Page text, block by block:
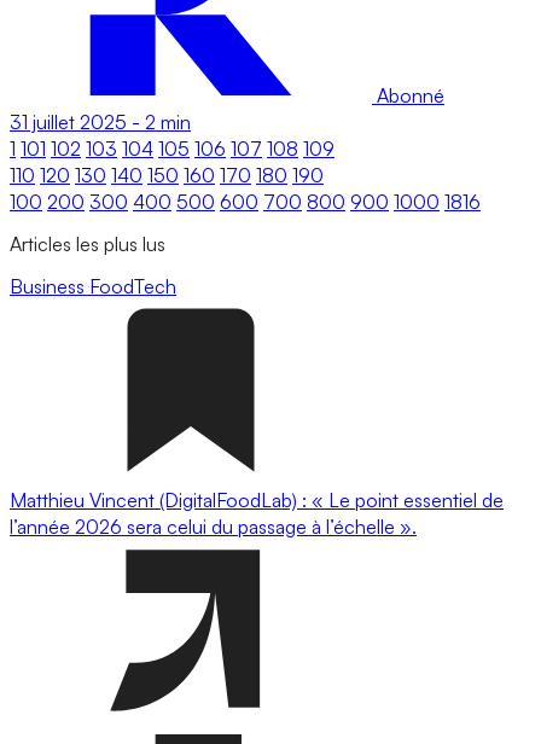
Abonné
31 juillet 2025 - 2 min
1 101 102 103 104 105 106 107 108 109
110 120 130 140 150 160 170 180 190
100 200 300 400 500 600 700 800 900 1000 1816
Articles les plus lus
Business FoodTech
Matthieu Vincent (DigitalFoodLab) : « Le point essentiel de
l’année 2026 sera celui du passage à l’échelle ».